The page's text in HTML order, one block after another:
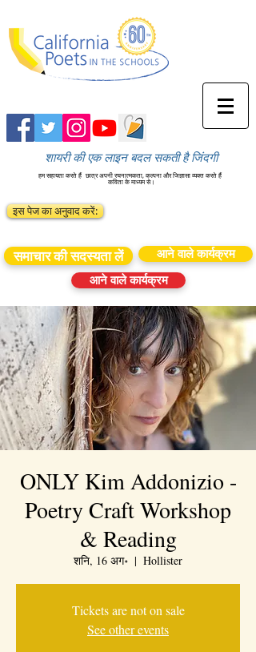
शायरी की एक लाइन बदल सकती है जिंदगी
हम सहायता करते हैं छात्र अपनी रचनात्मकता, कल्पना और जिज्ञासा व्यक्त करते हैं
कविता के माध्यम से।
इस पेज का अनुवाद करें:
समाचार की सदस्यता लें
आने वाले कार्यक्रम
आने वाले कार्यक्रम
ONLY Kim Addonizio -
Poetry Craft Workshop
& Reading
शनि, 16 अग॰
  |
Hollister
Tickets are not on sale
See other events